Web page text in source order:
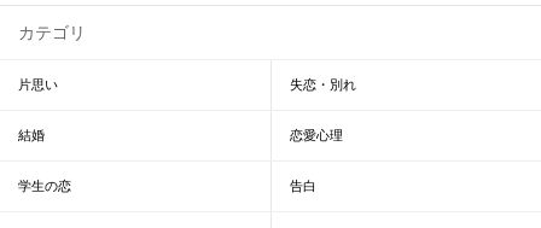
カテゴリ
片思い 失恋・別れ
結婚 恋愛心理
学生の恋 告白